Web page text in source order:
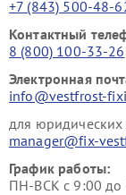
+7 (843) 500-48-
Контактный
8 (800) 100-33-26
Электронная
info@vestfrost-
для юридических
manager@fix-
График работы:
ПН-ВСК с 9:00 до